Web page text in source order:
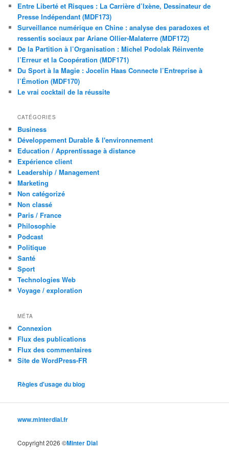
Entre Liberté et Risques : La Carrière d’Ixène, Dessinateur de
Presse Indépendant (MDF173)
Surveillance numérique en Chine : analyse des paradoxes et
ressentis sociaux par Ariane Ollier-Malaterre (MDF172)
De la Partition à l’Organisation : Michel Podolak Réinvente
l’Erreur et la Coopération (MDF171)
Du Sport à la Magie : Jocelin Haas Connecte l’Entreprise à
l’Émotion (MDF170)
Le vrai cocktail de la réussite
CATÉGORIES
Business
Développement Durable & l'environnement
Education / Apprentissage à distance
Expérience client
Leadership / Management
Marketing
Non catégorizé
Non classé
Paris / France
Philosophie
Podcast
Politique
Santé
Sport
Technologies Web
Voyage / exploration
MÉTA
Connexion
Flux des publications
Flux des commentaires
Site de WordPress-FR
Règles d'usage du blog
www.minterdial.fr
Copyright 2026 ©Minter Dial